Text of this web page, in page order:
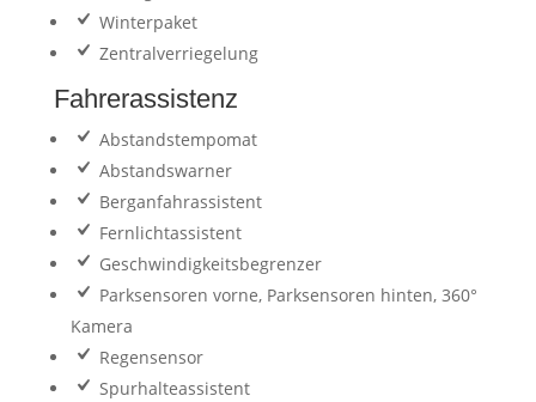
Winterpaket
Zentralverriegelung
Fahrerassistenz
Abstandstempomat
Abstandswarner
Berganfahrassistent
Fernlichtassistent
Geschwindigkeitsbegrenzer
Parksensoren vorne, Parksensoren hinten, 360°
Kamera
Regensensor
Spurhalteassistent